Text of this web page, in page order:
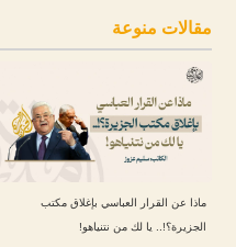
مقالات منوعة
ماذا عن القرار العباسي بإغلاق مكتب
الجزيرة؟!.. يا لك من نتنياهو!